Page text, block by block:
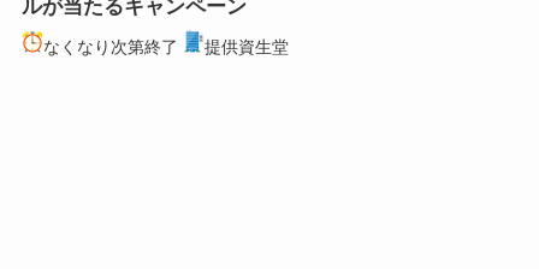
ルが当たるキャンペーン
なくなり次第終了 提供資生堂